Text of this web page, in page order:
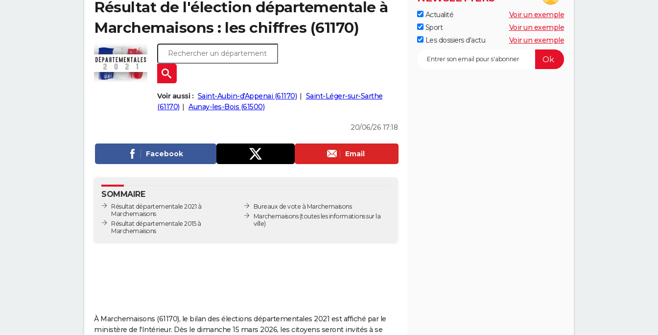
Résultat de l'élection départementale à
Marchemaisons : les chiffres (61170)
Voir aussi : Saint-Aubin-d'Appenai (61170)
Saint-Léger-sur-Sarthe
(61170)
Aunay-les-Bois (61500)
20/06/26 17:18
Facebook Email
SOMMAIRE
Résultat départementale 2021 à
Marchemaisons
Résultat départementale 2015 à
Marchemaisons
Bureaux de vote à Marchemaisons
Marchemaisons(toutes les informations sur la
ville)
À Marchemaisons (61170), le bilan des élections départementales 2021 est affiché par le
ministère de l'Intérieur. Dès le dimanche 15 mars 2026, les citoyens seront invités à se
Actualité
Voir un exemple
Sport
Voir un exemple
Les dossiers d'actu
Voir un exemple